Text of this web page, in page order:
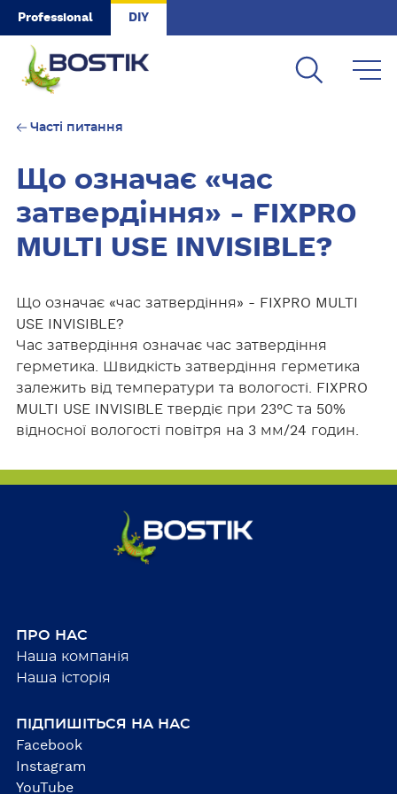
Skip to main content
Professional DIY
Часті питання
Що означає «час
затвердіння» - FIXPRO
MULTI USE INVISIBLE?
Що означає «час затвердіння» - FIXPRO MULTI
USE INVISIBLE?
Час затвердіння означає час затвердіння
герметика. Швидкість затвердіння герметика
залежить від температури та вологості. FIXPRO
MULTI USE INVISIBLE твердіє при 23°С та 50%
відносної вологості повітря на 3 мм/24 годин.
ПРО НАС
Наша компанія
Наша історія
ПІДПИШІТЬСЯ НА НАС
Facebook
Instagram
YouTube